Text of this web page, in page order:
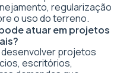
regularização
o uso do terreno.
atuar em projetos
projetos
escritórios,